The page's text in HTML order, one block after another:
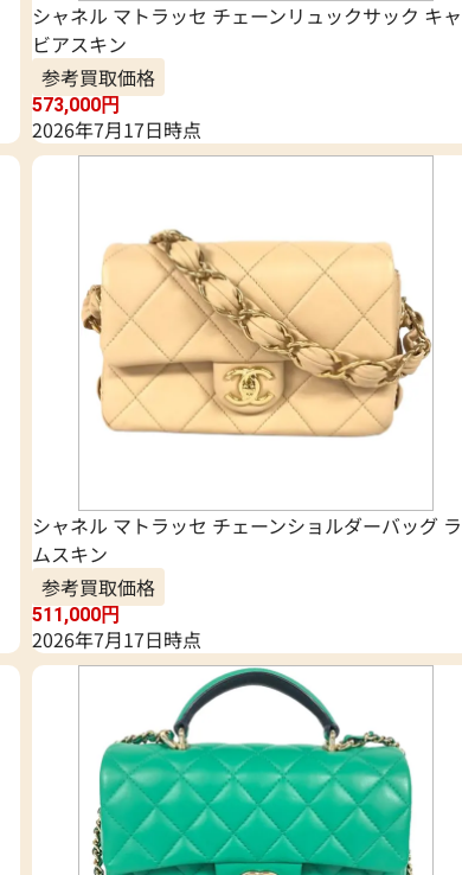
シャネル マトラッセ チェーンリュックサック キャ
ビアスキン
参考買取価格
573,000円
2026年7月17日時点
シャネル マトラッセ チェーンショルダーバッグ ラ
ムスキン
参考買取価格
511,000円
2026年7月17日時点